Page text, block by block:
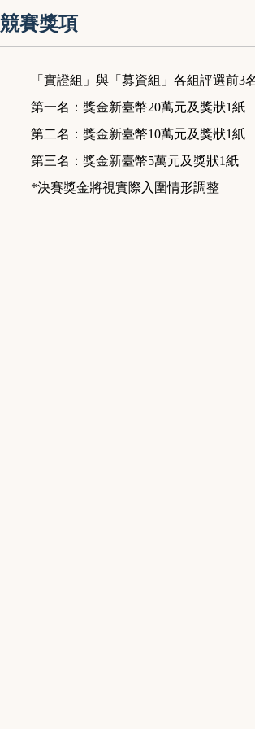
競賽獎項
「實證組」與「募資組」各組評選前3
第一名：獎金新臺幣20萬元及獎狀1紙
第二名：獎金新臺幣10萬元及獎狀1紙
第三名：獎金新臺幣5萬元及獎狀1紙
*決賽獎金將視實際入圍情形調整